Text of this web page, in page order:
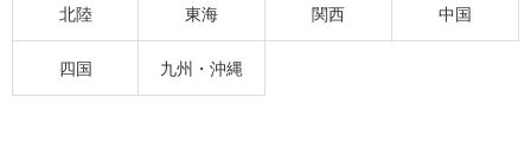
北陸 東海 関西 中国
四国 九州・沖縄